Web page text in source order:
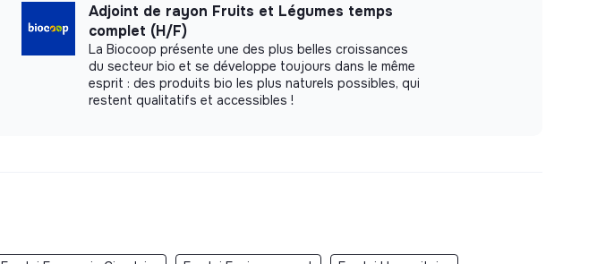
Adjoint de rayon Fruits et Légumes temps
complet (H/F)
La Biocoop présente une des plus belles croissances
du secteur bio et se développe toujours dans le même
esprit : des produits bio les plus naturels possibles, qui
restent qualitatifs et accessibles !